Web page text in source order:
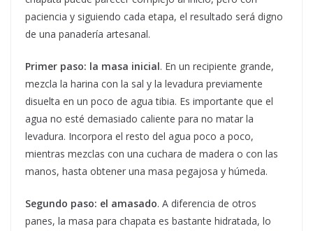
paciencia y siguiendo cada etapa, el resultado será digno
de una panadería artesanal.
Primer paso: la masa inicial. En un recipiente grande,
mezcla la harina con la sal y la levadura previamente
disuelta en un poco de agua tibia. Es importante que el
agua no esté demasiado caliente para no matar la
levadura. Incorpora el resto del agua poco a poco,
mientras mezclas con una cuchara de madera o con las
manos, hasta obtener una masa pegajosa y húmeda.
Segundo paso: el amasado. A diferencia de otros
panes, la masa para chapata es bastante hidratada, lo